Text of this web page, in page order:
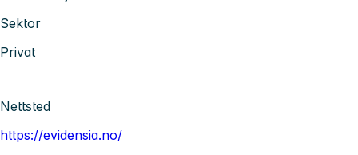
Sektor
Privat
Nettsted
https://evidensia.no/